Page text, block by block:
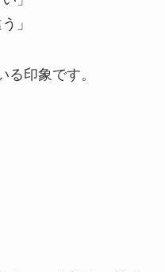
」
印象です。